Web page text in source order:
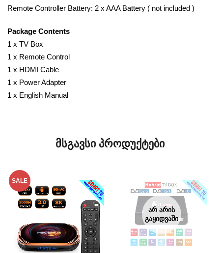
Remote Controller Battery: 2 x AAA Battery ( not included )
Package Contents
1 x TV Box
1 x Remote Control
1 x HDMI Cable
1 x Power Adapter
1 x English Manual
ᲛᲡᲒᲐᲕᲡᲘ ᲞᲠᲝᲓᲣᲥᲢᲔᲑᲘ
SALE
ᲐᲠ ᲐᲠᲘᲡ
ᲒᲐᲧᲘᲓᲕᲐᲨᲘ